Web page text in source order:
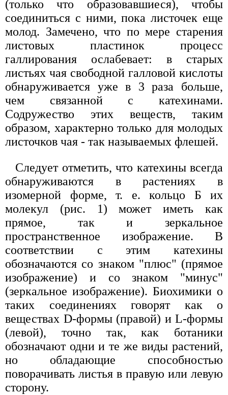
(только что образовавшиеся), чтобы
соединиться с ними, пока листочек еще
молод. Замечено, что по мере старения
листовых пластинок процесс
галлирования ослабевает: в старых
листьях чая свободной галловой кислоты
обнаруживается уже в 3 раза больше,
чем связанной с катехинами.
Содружество этих веществ, таким
образом, характерно только для молодых
листочков чая - так называемых флешей.
Следует отметить, что катехины всегда
обнаруживаются в растениях в
изомерной форме, т. е. кольцо Б их
молекул (рис. 1) может иметь как
прямое, так и зеркальное
пространственное изображение. В
соответствии с этим катехины
обозначаются со знаком "плюс" (прямое
изображение) и со знаком "минус"
(зеркальное изображение). Биохимики о
таких соединениях говорят как о
веществах D-формы (правой) и L-формы
(левой), точно так, как ботаники
обозначают одни и те же виды растений,
но обладающие способностью
поворачивать листья в правую или левую
сторону.